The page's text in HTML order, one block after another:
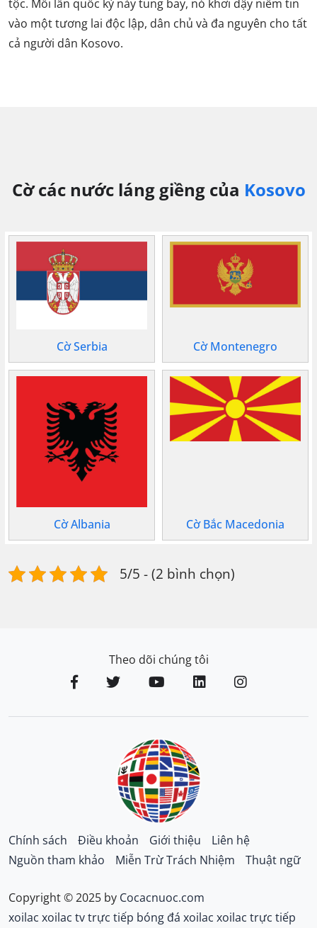
tộc. Mỗi lần quốc kỳ này tung bay, nó khơi dậy niềm tin
vào một tương lai độc lập, dân chủ và đa nguyên cho tất
cả người dân Kosovo.
Cờ các nước láng giềng của Kosovo
Cờ Serbia Cờ Montenegro
Cờ Albania Cờ Bắc Macedonia
5/5 - (2 bình chọn)
Theo dõi chúng tôi
Chính sách Điều khoản Giới thiệu
Liên hệ
Nguồn tham khảo
Miễn Trừ Trách Nhiệm Thuật ngữ
Copyright © 2025 by Cocacnuoc.com
xoilac xoilac tvtrực tiếp bóng đá xoilac xoilac trực tiếp